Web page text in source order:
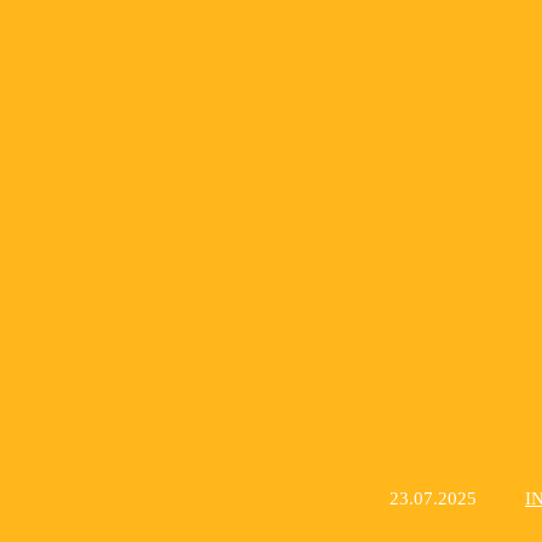
23.07.2025